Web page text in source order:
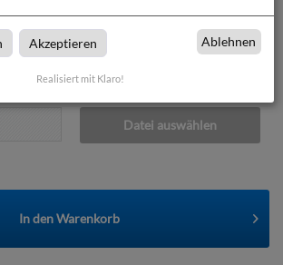
134,21€
Datei auswählen
In den Warenkorb
Akzeptieren Ablehnen
Realisiert mit Klaro!